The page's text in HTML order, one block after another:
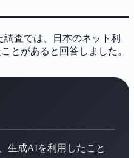
査では、日本のネット利
とがあると回答しました。
生成AIを利用したこと